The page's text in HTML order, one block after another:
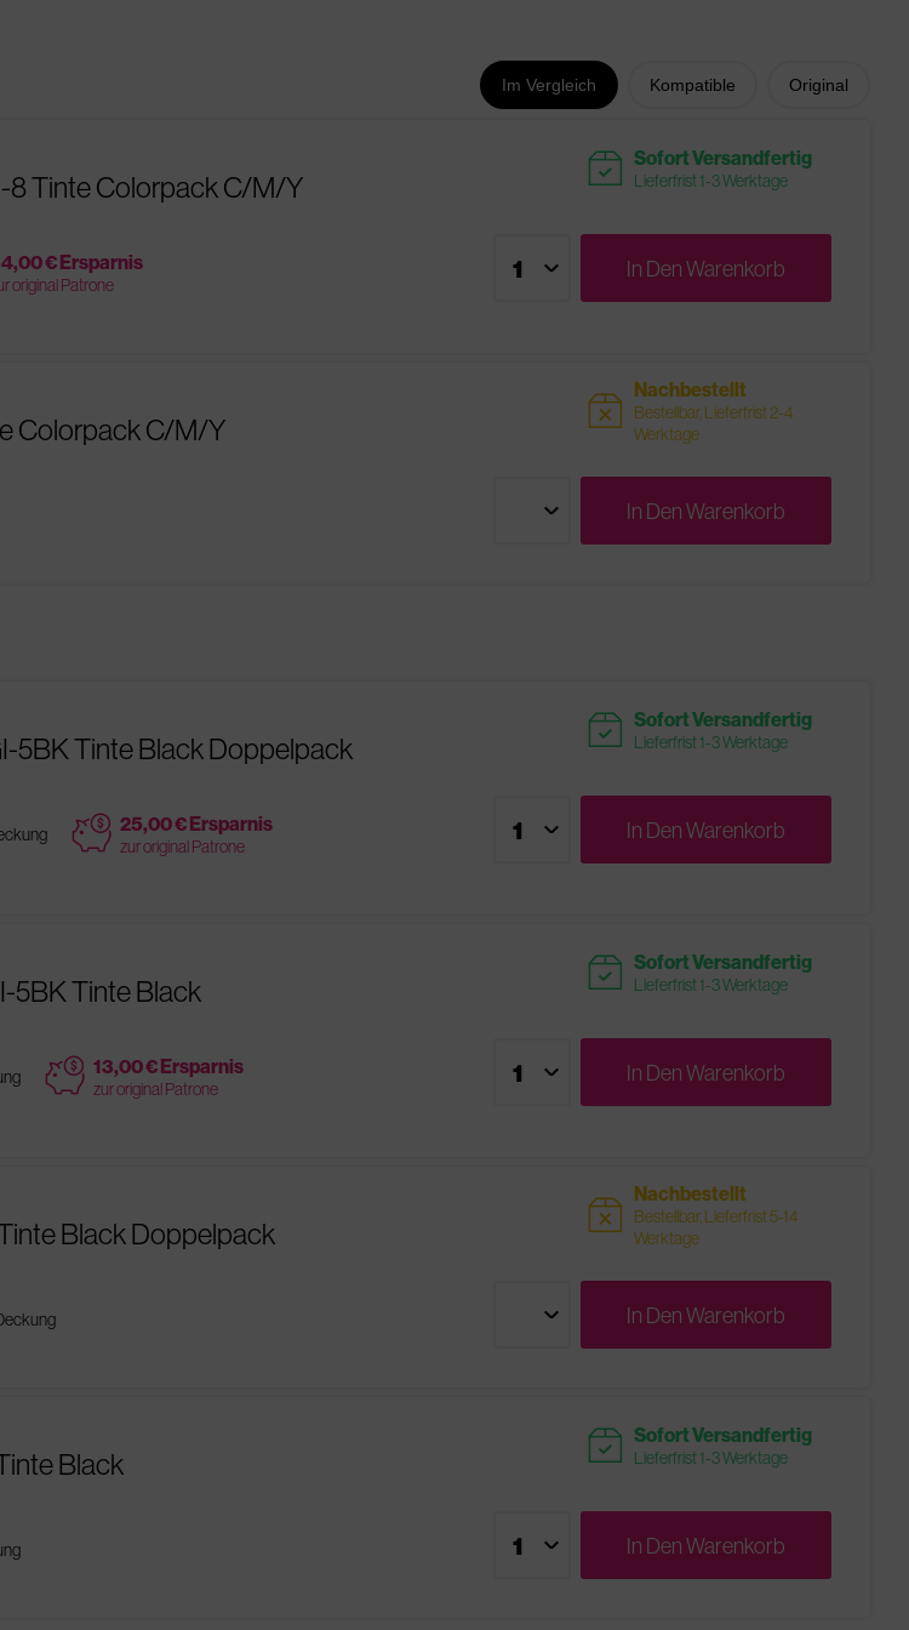
Im Vergleich Kompatible Original
8 Tinte Colorpack C/M/Y
€ Ersparnis
original Patrone
readytoship Sofort Versandfertig
Lieferfrist 1-3 Werktage
In DenWarenkorb
Colorpack C/M/Y sold Nachbestellt
Bestellbar, Lieferfrist 2-4
Werktage
In DenWarenkorb
5BK Tinte Black Doppelpack
price 25,00 € Ersparnis
zur original Patrone
readytoship Sofort Versandfertig
Lieferfrist 1-3 Werktage
In DenWarenkorb
5BK Tinte Black
price 13,00 € Ersparnis
zur original Patrone
readytoship Sofort Versandfertig
Lieferfrist 1-3 Werktage
In DenWarenkorb
Black Doppelpack sold Nachbestellt
Bestellbar, Lieferfrist 5-14
Werktage
In DenWarenkorb
Black readytoship Sofort Versandfertig
Lieferfrist 1-3 Werktage
In DenWarenkorb